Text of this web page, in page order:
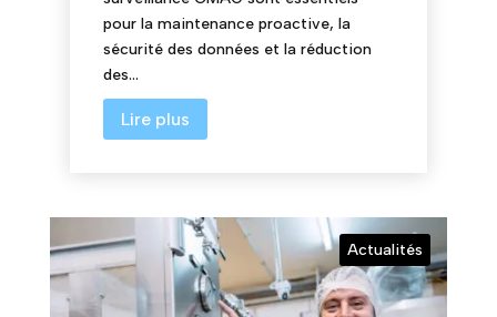
pour la maintenance proactive, la
sécurité des données et la réduction
des...
Lire plus
Actualités